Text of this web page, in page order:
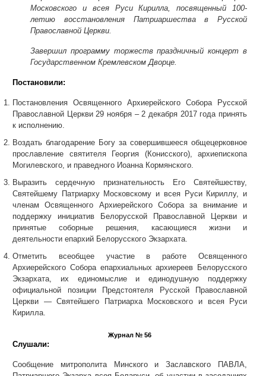
Московского и всея Руси Кирилла, посвященный 100-
летию восстановления Патриаршества в Русской
Православной Церкви.
Завершил программу торжеств праздничный концерт в
Государственном Кремлевском Дворце.
Постановили:
Постановления Освященного Архиерейского Собора Русской
Православной Церкви 29 ноября – 2 декабря 2017 года принять
к исполнению.
Воздать благодарение Богу за совершившееся общецерковное
прославление святителя Георгия (Конисского), архиепископа
Могилевского, и праведного Иоанна Кормянского.
Выразить сердечную признательность Его Святейшеству,
Святейшему Патриарху Московскому и всея Руси Кириллу, и
членам Освященного Архиерейского Собора за внимание и
поддержку инициатив Белорусской Православной Церкви и
принятые соборные решения, касающиеся жизни и
деятельности епархий Белорусского Экзархата.
Отметить всеобщее участие в работе Освященного
Архиерейского Собора епархиальных архиереев Белорусского
Экзархата, их единомыслие и единодушную поддержку
официальной позиции Предстоятеля Русской Православной
Церкви — Святейшего Патриарха Московского и всея Руси
Кирилла.
Журнал № 56
Слушали:
Сообщение митрополита Минского и Заславского ПАВЛА,